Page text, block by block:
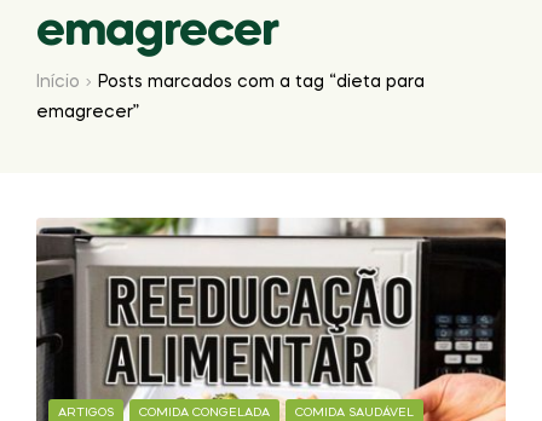
emagrecer
Início
Posts marcados com a tag “dieta para
emagrecer”
ARTIGOS COMIDA CONGELADA COMIDA SAUDÁVEL